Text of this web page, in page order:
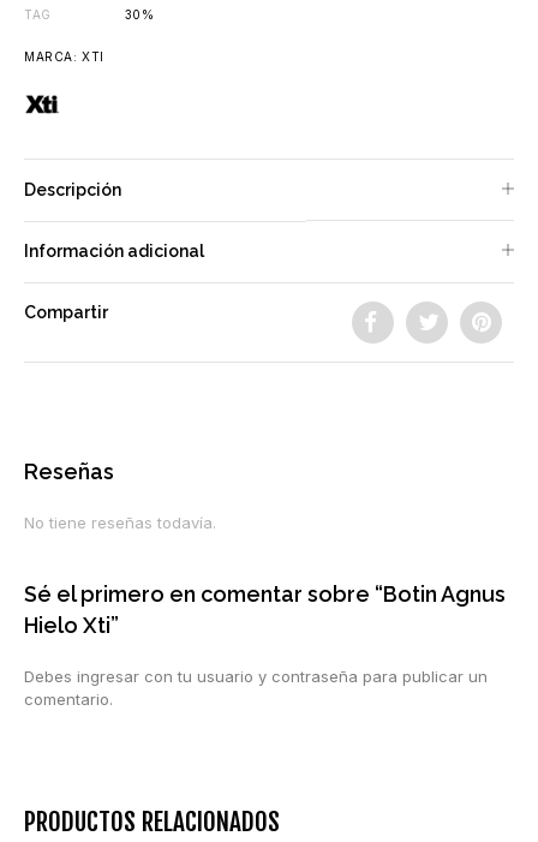
TAG
30%
MARCA:XTI
Descripción
Información adicional
Compartir
Reseñas
No tiene reseñas todavía.
Sé el primero en comentar sobre “Botin Agnus
Hielo Xti”
Debes ingresar con tu usuario y contraseña para publicar un
comentario.
PRODUCTOS RELACIONADOS